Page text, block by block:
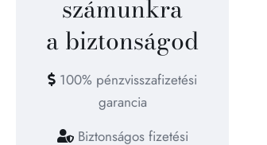
számunkra
a biztonságod
100% pénzvisszafizetési
garancia
Biztonságos fizetési